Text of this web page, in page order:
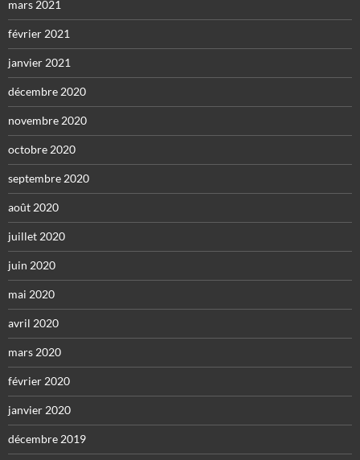
mars 2021
février 2021
janvier 2021
décembre 2020
novembre 2020
octobre 2020
septembre 2020
août 2020
juillet 2020
juin 2020
mai 2020
avril 2020
mars 2020
février 2020
janvier 2020
décembre 2019